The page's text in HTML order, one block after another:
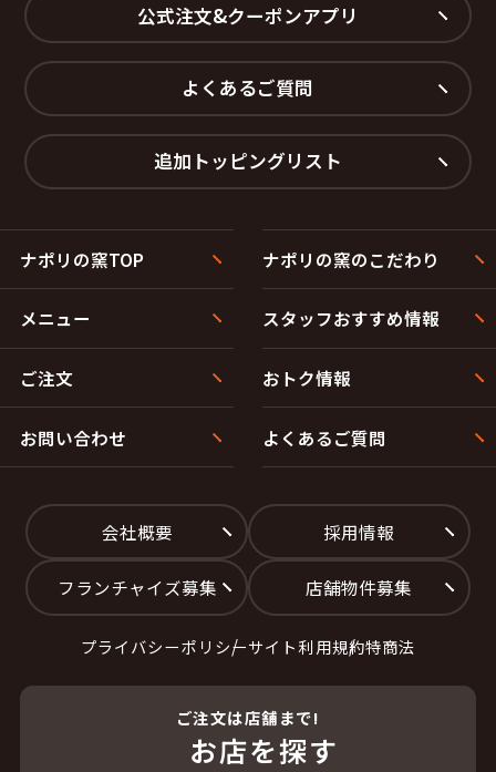
公式注文&クーポンアプリ
よくあるご質問
追加トッピングリスト
ナポリの窯TOP ナポリの窯のこだわり
メニュー スタッフおすすめ情報
ご注文 おトク情報
お問い合わせ よくあるご質問
会社概要 採用情報
フランチャイズ募集 店舗物件募集
プライバシーポリシーサイト利用規約特商法
ご注文は店舗まで!
お店を探す